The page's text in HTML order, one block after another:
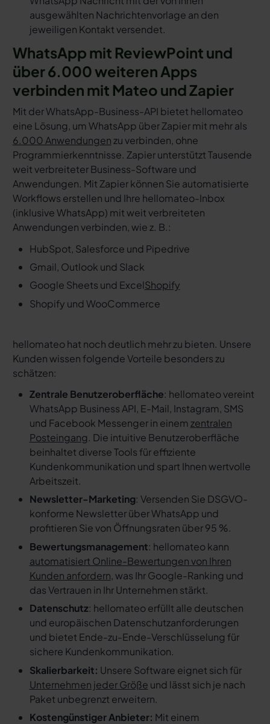
ausgewählten Nachrichtenvorlage an den
jeweiligen Kontakt versendet.
WhatsApp mit ReviewPoint und
über 6.000 weiteren Apps
verbinden mit Mateo und Zapier
Mit der WhatsApp-Business-API bietet hellomateo
eine Lösung, um WhatsApp über Zapier mit mehr als
6.000 Anwendungenzu verbinden, ohne
Programmierkenntnisse. Zapier unterstützt Tausende
weit verbreiteter Business-Software und
Anwendungen. Mit Zapier können Sie automatisierte
Workflows erstellen und Ihre hellomateo-Inbox
(inklusive WhatsApp) mit weit verbreiteten
Anwendungen verbinden, wie z. B.:
HubSpot, Salesforce und Pipedrive
Gmail, Outlook und Slack
Google Sheets und ExcelShopify
Shopify und WooCommerce
hellomateo hat noch deutlich mehr zu bieten. Unsere
Kunden wissen folgende Vorteile besonders zu
schätzen:
Zentrale Benutzeroberfläche: hellomateo vereint
WhatsApp Business API, E-Mail, Instagram, SMS
und Facebook Messenger in einem zentralen
Posteingang. Die intuitive Benutzeroberfläche
beinhaltet diverse Tools für effiziente
Kundenkommunikation und spart Ihnen wertvolle
Arbeitszeit.
Newsletter-Marketing: Versenden Sie DSGVO-
konforme Newsletter über WhatsApp und
profitieren Sie von Öffnungsraten über 95 %.
Bewertungsmanagement: hellomateo kann
automatisiert Online-Bewertungen von Ihren
Kunden anfordern, was Ihr Google-Ranking und
das Vertrauen in Ihr Unternehmen stärkt.
Datenschutz: hellomateo erfüllt alle deutschen
und europäischen Datenschutzanforderungen
und bietet Ende-zu-Ende-Verschlüsselung für
sichere Kundenkommunikation.
Skalierbarkeit: Unsere Software eignet sich für
Unternehmen jeder Größe und lässt sich je nach
Paket unbegrenzt erweitern.
Kostengünstiger Anbieter: Mit einem